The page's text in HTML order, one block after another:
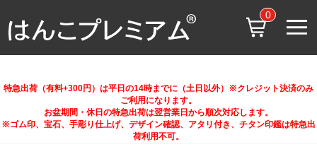
0
特急出荷（有料+300円）は平日の14時までに（土日以外）※クレジット決済のみ
ご利用になります。
お盆期間・休日の特急出荷は翌営業日から順次対応します。
※ゴム印、宝石、手彫り仕上げ、デザイン確認、アタリ付き、チタン印鑑は特急出
荷利用不可。